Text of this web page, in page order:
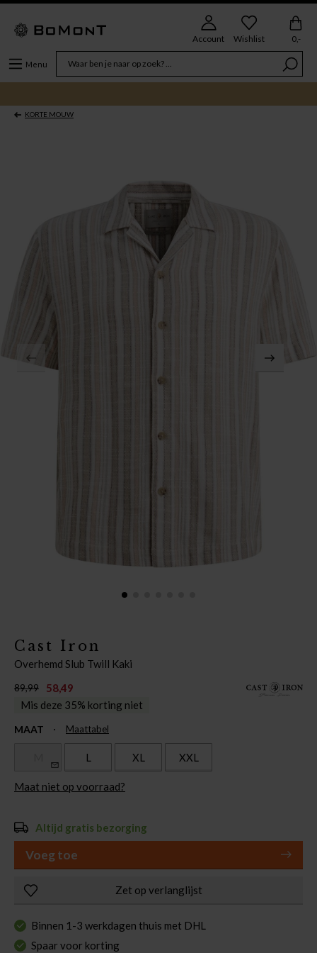
Menu
Account Wishlist 0,-
KORTE MOUW
Cast Iron
Overhemd Slub Twill Kaki
89,99
58,49
Mis deze 35% korting niet
MAAT Maattabel
L XL XXL
Maat niet op voorraad?
Altijd gratis bezorging
Voeg toe
Zet op verlanglijst
Binnen 1-3 werkdagen thuis met DHL
Spaar voor korting